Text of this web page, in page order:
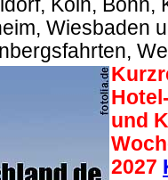
Köln, Bonn,
Wiesbaden
und
2027